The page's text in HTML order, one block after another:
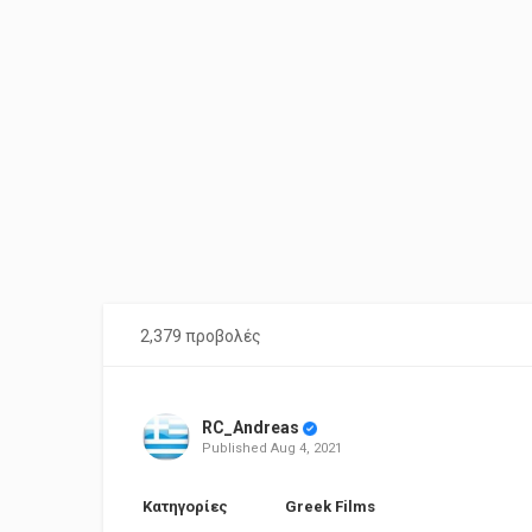
2,379 προβολές
RC_Andreas
Published Aug 4, 2021
Κατηγορίες Greek Films